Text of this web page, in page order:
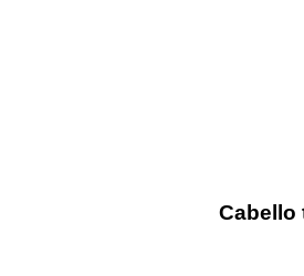
Cabello